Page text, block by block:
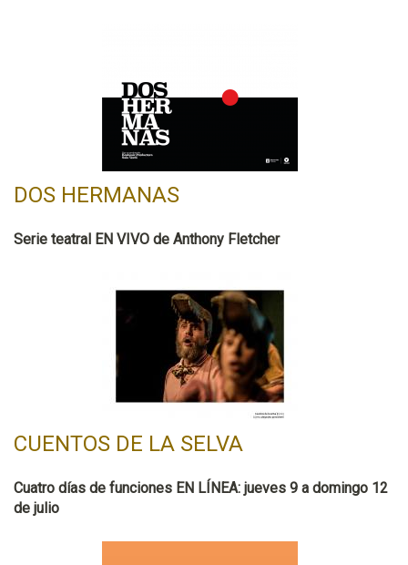
DOS HERMANAS
Serie teatral EN VIVO de Anthony Fletcher
CUENTOS DE LA SELVA
Cuatro días de funciones EN LÍNEA: jueves 9 a domingo 12
de julio